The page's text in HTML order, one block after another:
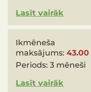
Lasīt vairāk
Ikmēneša
maksājums:
Periods:3 mēneši
Lasīt vairāk